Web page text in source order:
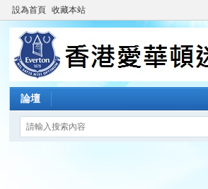
設為首頁 收藏本站
論壇